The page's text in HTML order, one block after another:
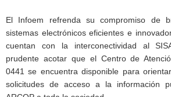
El Infoem refrenda su compromiso de
sistemas electrónicos eficientes e
cuentan con la interconectividad al
prudente acotar que el Centro de
0441 se encuentra disponible para
solicitudes de acceso a la información